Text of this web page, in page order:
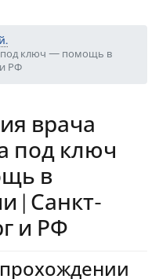
под ключ — помощь в
РФ
врача
под ключ
в
| Санкт-
и РФ